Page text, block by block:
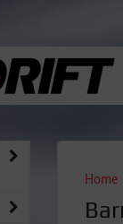
Home